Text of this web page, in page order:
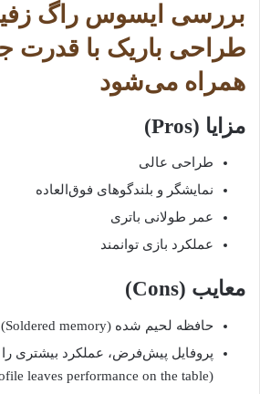
طراحی باریک با قدرت
همراه می‌شود
مزایا (Pros)
طراحی عالی
نمایشگر و بلندگوهای فوق‌العاده
عمر طولانی باتری
عملکرد بازی توانمند
معایب (Cons)
حافظه لحیم شده (Soldered memory)
پروفایل پیش‌فرض، عملکرد بیشتری را
(Default profile leaves performance on the table)